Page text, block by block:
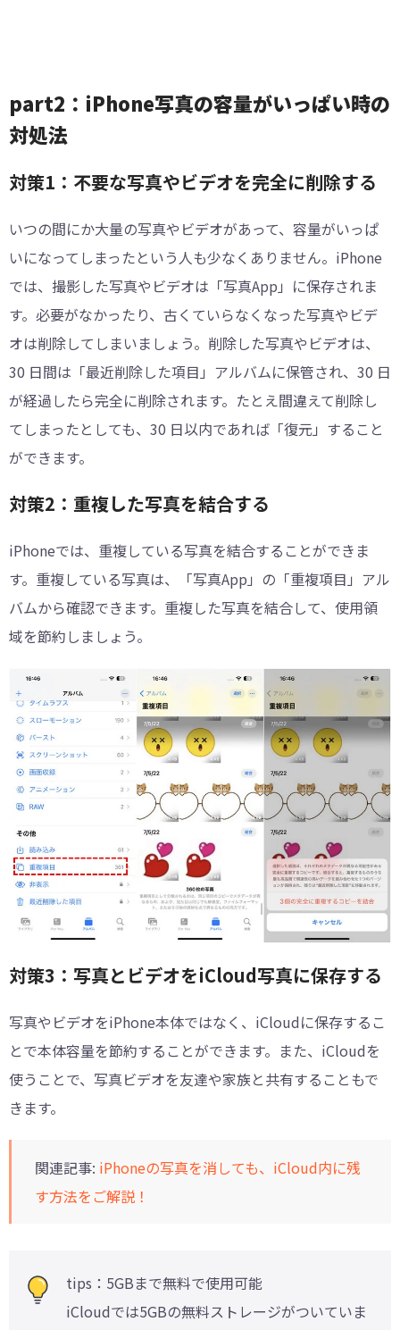
part2：iPhone写真の容量がいっぱい時の
対処法
対策1：不要な写真やビデオを完全に削除する
いつの間にか大量の写真やビデオがあって、容量がいっぱ
いになってしまったという人も少なくありません。iPhone
では、撮影した写真やビデオは「写真App」に保存されま
す。必要がなかったり、古くていらなくなった写真やビデ
オは削除してしまいましょう。削除した写真やビデオは、
30 日間は「最近削除した項目」アルバムに保管され、30 日
が経過したら完全に削除されます。たとえ間違えて削除し
てしまったとしても、30 日以内であれば「復元」すること
ができます。
対策2：重複した写真を結合する
iPhoneでは、重複している写真を結合することができま
す。重複している写真は、「写真App」の「重複項目」アル
バムから確認できます。重複した写真を結合して、使用領
域を節約しましょう。
対策3：写真とビデオをiCloud写真に保存する
写真やビデオをiPhone本体ではなく、iCloudに保存するこ
とで本体容量を節約することができます。また、iCloudを
使うことで、写真ビデオを友達や家族と共有することもで
きます。
関連記事: iPhoneの写真を消しても、iCloud内に残
す方法をご解説！
tips：5GBまで無料で使用可能
iCloudでは5GBの無料ストレージがついていま